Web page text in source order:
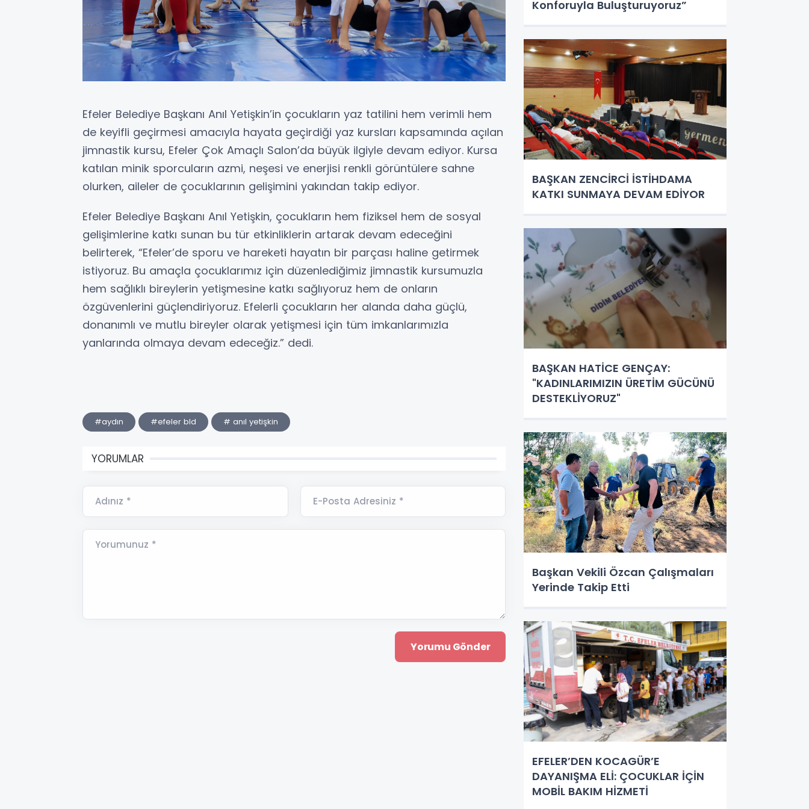
Efeler Belediye Başkanı Anıl Yetişkin’in çocukların yaz tatilini hem verimli hem
de keyifli geçirmesi amacıyla hayata geçirdiği yaz kursları kapsamında açılan
jimnastik kursu, Efeler Çok Amaçlı Salon’da büyük ilgiyle devam ediyor. Kursa
katılan minik sporcuların azmi, neşesi ve enerjisi renkli görüntülere sahne
olurken, aileler de çocuklarının gelişimini yakından takip ediyor.
Efeler Belediye Başkanı Anıl Yetişkin, çocukların hem fiziksel hem de sosyal
gelişimlerine katkı sunan bu tür etkinliklerin artarak devam edeceğini
belirterek, “Efeler’de sporu ve hareketi hayatın bir parçası haline getirmek
istiyoruz. Bu amaçla çocuklarımız için düzenlediğimiz jimnastik kursumuzla
hem sağlıklı bireylerin yetişmesine katkı sağlıyoruz hem de onların
özgüvenlerini güçlendiriyoruz. Efelerli çocukların her alanda daha güçlü,
donanımlı ve mutlu bireyler olarak yetişmesi için tüm imkanlarımızla
yanlarında olmaya devam edeceğiz.” dedi.
#aydın #efeler bld # anıl yetişkin
YORUMLAR
Adınız * E-Posta Adresiniz *
Yorumunuz *
Konforuyla Buluşturuyoruz”
BAŞKAN ZENCİRCİ İSTİHDAMA
KATKI SUNMAYA DEVAM EDİYOR
BAŞKAN HATİCE GENÇAY:
"KADINLARIMIZIN ÜRETİM GÜCÜNÜ
DESTEKLİYORUZ"
Başkan Vekili Özcan Çalışmaları
Yerinde Takip Etti
EFELER’DEN KOCAGÜR’E
DAYANIŞMA ELİ: ÇOCUKLAR İÇİN
MOBİL BAKIM HİZMETİ